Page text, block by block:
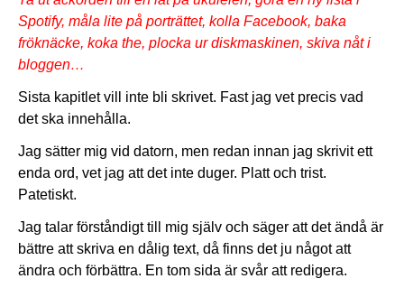
Spotify, måla lite på porträttet, kolla Facebook, baka
fröknäcke, koka the, plocka ur diskmaskinen, skiva nåt i
bloggen…
Sista kapitlet vill inte bli skrivet. Fast jag vet precis vad
det ska innehålla.
Jag sätter mig vid datorn, men redan innan jag skrivit ett
enda ord, vet jag att det inte duger. Platt och trist.
Patetiskt.
Jag talar förståndigt till mig själv och säger att det ändå är
bättre att skriva en dålig text, då finns det ju något att
ändra och förbättra. En tom sida är svår att redigera.